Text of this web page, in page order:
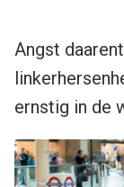
Angst
ernstig in de